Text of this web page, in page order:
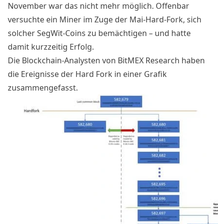
November war das nicht mehr möglich. Offenbar
versuchte ein Miner im Zuge der Mai-Hard-Fork, sich
solcher SegWit-Coins zu bemächtigen – und hatte
damit kurzzeitig Erfolg.
Die Blockchain-Analysten von BitMEX Research haben
die Ereignisse der Hard Fork in einer Grafik
zusammengefasst.